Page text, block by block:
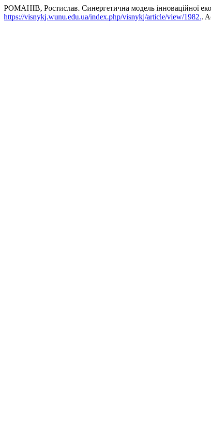
РОМАНІВ, Ростислав. Синергетична модель інноваційної
https://visnykj.wunu.edu.ua/index.php/visnykj/article/view/1982..